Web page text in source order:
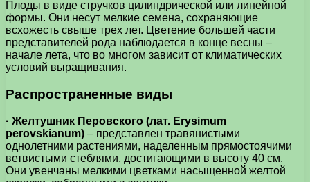
Плоды в виде стручков цилиндрической или линейной
формы. Они несут мелкие семена, сохраняющие
всхожесть свыше трех лет. Цветение большей части
представителей рода наблюдается в конце весны –
начале лета, что во многом зависит от климатических
условий выращивания.
Распространенные виды
· Желтушник Перовского (лат. Erysimum
perovskianum) – представлен травянистыми
однолетними растениями, наделенным прямостоячими
ветвистыми стеблями, достигающими в высоту 40 см.
Они увенчаны мелкими цветками насыщенной желтой